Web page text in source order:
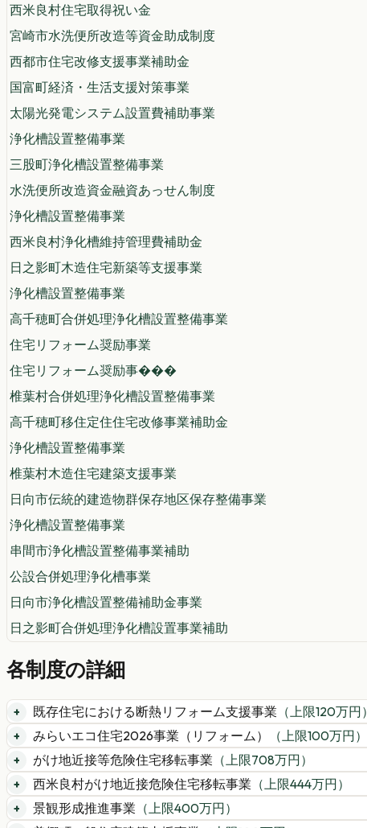
西米良村住宅取得祝い金
宮崎市水洗便所改造等資金助成制度
西都市住宅改修支援事業補助金
国富町経済・生活支援対策事業
太陽光発電システム設置費補助事業
浄化槽設置整備事業
三股町浄化槽設置整備事業
水洗便所改造資金融資あっせん制度
浄化槽設置整備事業
西米良村浄化槽維持管理費補助金
日之影町木造住宅新築等支援事業
浄化槽設置整備事業
高千穂町合併処理浄化槽設置整備事業
住宅リフォーム奨励事業
住宅リフォーム奨励事���
椎葉村合併処理浄化槽設置整備事業
高千穂町移住定住住宅改修事業補助金
浄化槽設置整備事業
椎葉村木造住宅建築支援事業
日向市伝統的建造物群保存地区保存整備事業
浄化槽設置整備事業
串間市浄化槽設置整備事業補助
公設合併処理浄化槽事業
日向市浄化槽設置整備補助金事業
日之影町合併処理浄化槽設置事業補助
各制度の詳細
既存住宅における断熱リフォーム支援事業 （上限120万円）
みらいエコ住宅2026事業（リフォーム）
（上限100万円）
がけ地近接等危険住宅移転事業 （上限708万円）
西米良村がけ地近接危険住宅移転事業 （上限444万円）
景観形成推進事業 （上限400万円）